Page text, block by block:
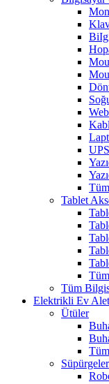
Tablet
Tüm
Elektrikli Ev
Ütüler
Süpürgeler